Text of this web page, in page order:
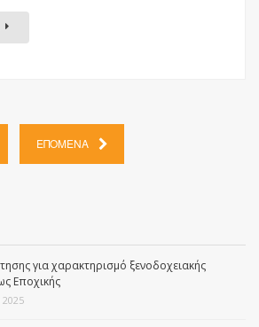
ΕΠΟΜΕΝΑ
για χαρακτηρισμό ξενοδοχειακής
Εποχικής